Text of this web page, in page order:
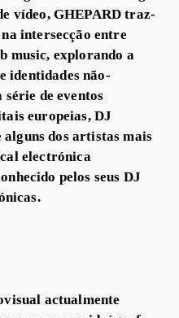
vídeo, GHEPARD traz-
intersecção entre
music, explorando a
identidades não-
de eventos
europeias, DJ
alguns dos artistas mais
electrónica
pelos seus DJ
actualmente